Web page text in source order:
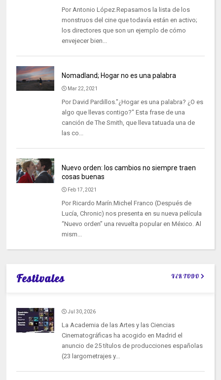
Por Antonio López.Repasamos la lista de los
monstruos del cine que todavía están en activo;
los directores que son un ejemplo de cómo
envejecer bien...
Nomadland; Hogar no es una palabra
Mar 22, 2021
Por David Pardillos."¿Hogar es una palabra? ¿O es
algo que llevas contigo?" Esta frase de una
canción de The Smith, que lleva tatuada una de
las co...
Nuevo orden: los cambios no siempre traen
cosas buenas
Feb 17, 2021
Por Ricardo Marín.Michel Franco (Después de
Lucía, Chronic) nos presenta en su nueva película
“Nuevo orden” una revuelta popular en México. Al
mism...
Festivales VER TODO
Jul 30, 2026
La Academia de las Artes y las Ciencias
Cinematográficas ha acogido en Madrid el
anuncio de 25 títulos de producciones españolas
(23 largometrajes y...